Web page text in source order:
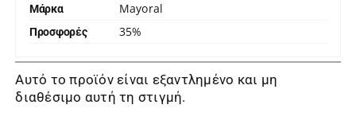
Μάρκα Mayoral
Προσφορές 35%
Αυτό το προϊόν είναι εξαντλημένο και μη
διαθέσιμο αυτή τη στιγμή.